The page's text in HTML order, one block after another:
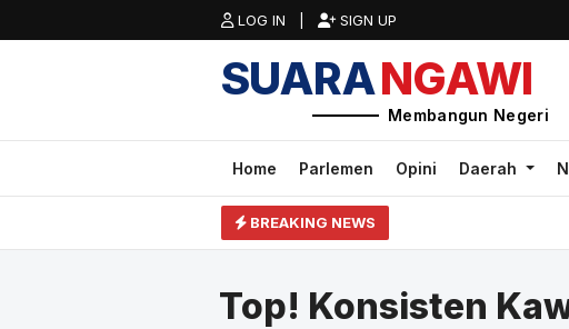
LOG IN | SIGN UP
SUARANGAWI
Membangun Negeri
Home Parlemen Opini Daerah
BREAKING NEWS
Top! Konsisten